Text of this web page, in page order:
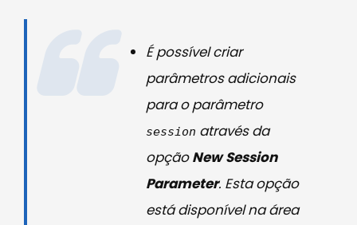
É possível criar
parâmetros adicionais
para o parâmetro
session através da
opçãoNew Session
Parameter. Esta opção
está disponível na área